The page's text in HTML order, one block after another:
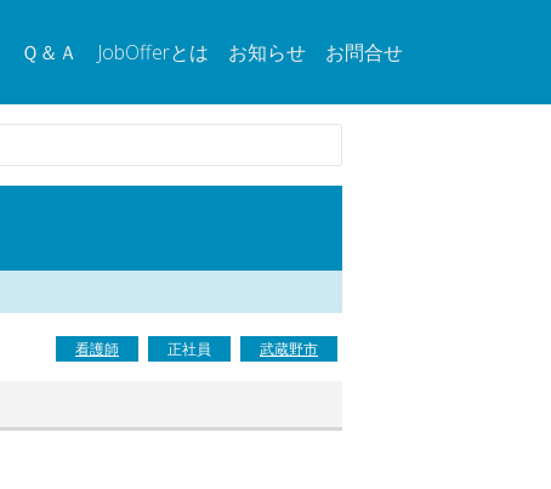
Ｑ＆Ａ JobOfferとは お知らせ お問合せ
看護師 正社員 武蔵野市